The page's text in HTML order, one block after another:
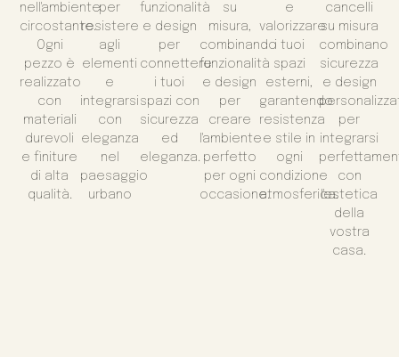
nell'ambiente
circostante.
Ogni
pezzo è
realizzato
con
materiali
durevoli
e finiture
di alta
qualità.
per
resistere
agli
elementi
e
integrarsi
con
eleganza
nel
paesaggio
urbano
funzionalità
e design
per
connettere
i tuoi
spazi con
sicurezza
ed
eleganza.
su
misura,
combinando
funzionalità
e design
per
creare
l'ambiente
perfetto
per ogni
occasione.
e
valorizzare
i tuoi
spazi
esterni,
garantendo
resistenza
e stile in
ogni
condizione
atmosferica.
cancelli
su misura
combinano
sicurezza
e design
per
integrarsi
con
l'estetica
della
vostra
casa.